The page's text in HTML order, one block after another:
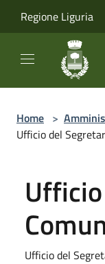
Regione Liguria
Home >
Ufficio del
Ufficio del